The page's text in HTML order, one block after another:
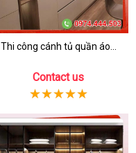
Thi công cánh tủ quần áo...
Contact us